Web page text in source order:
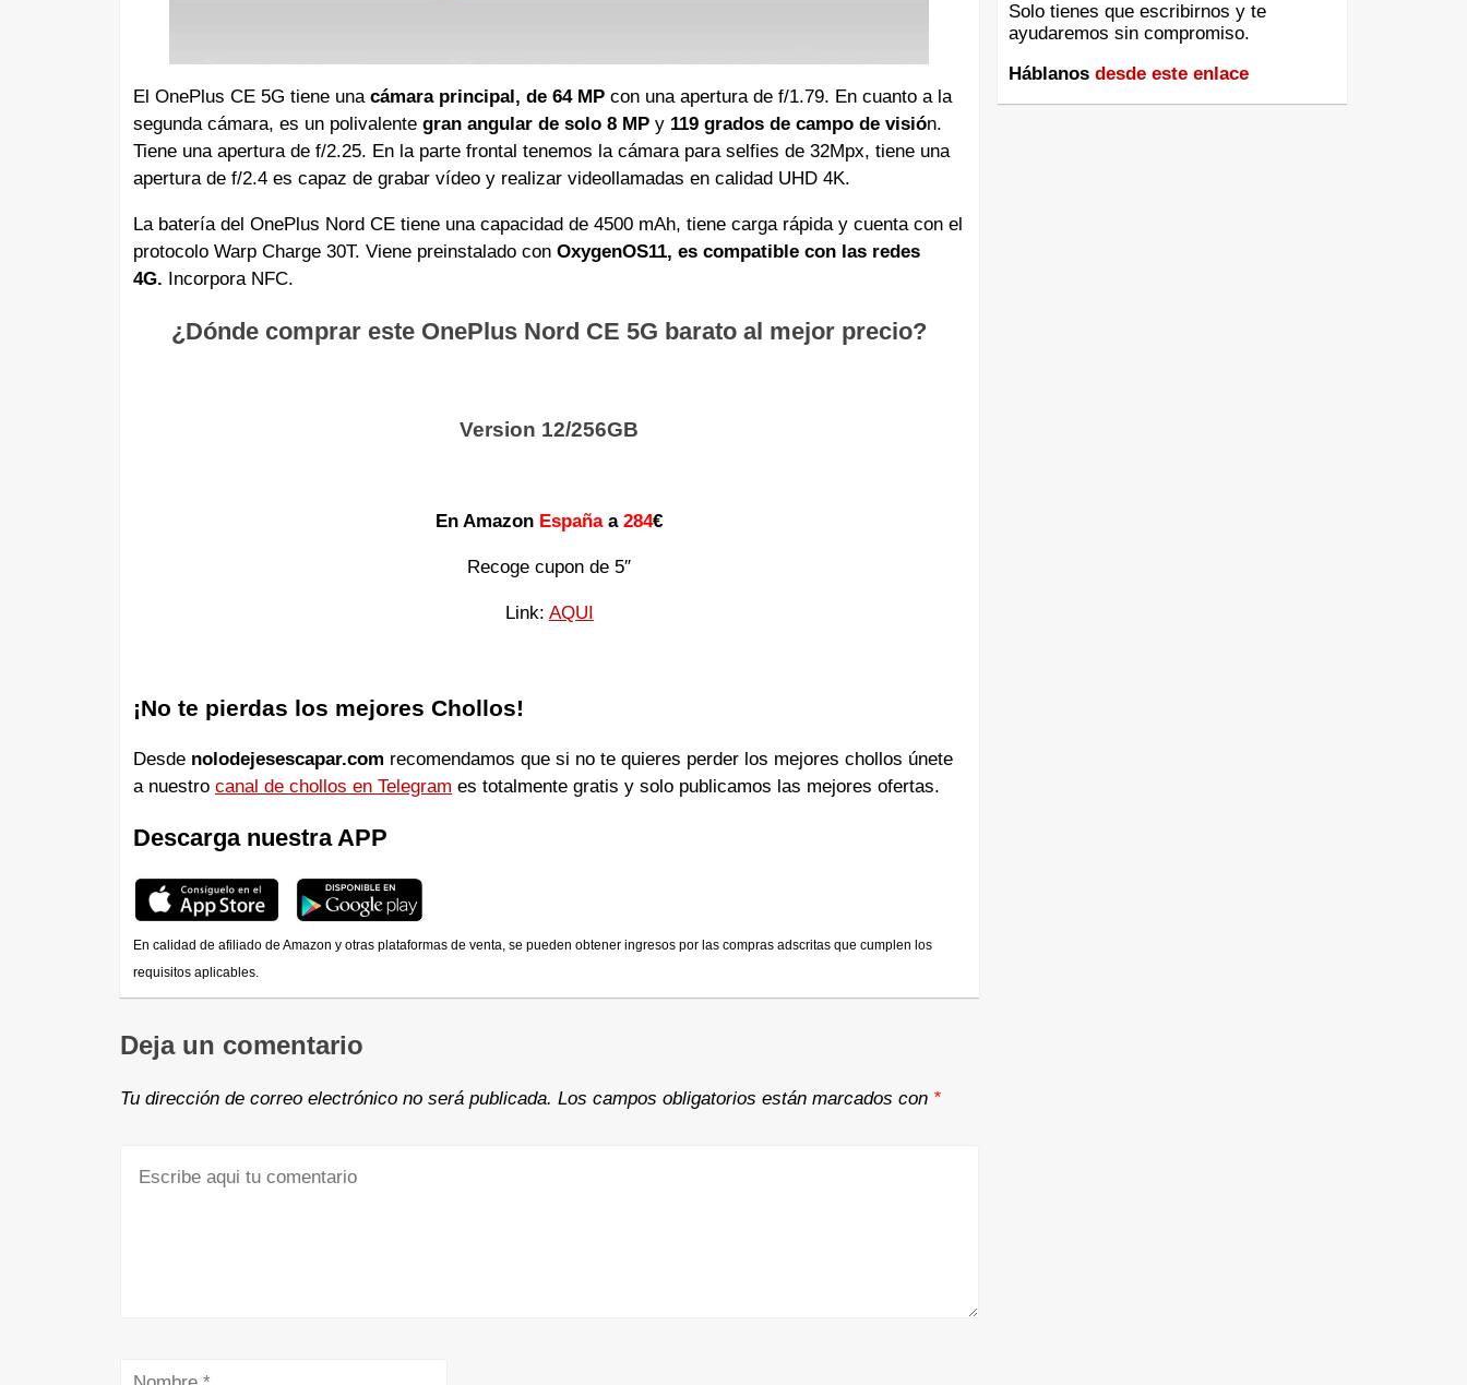
El OnePlus CE 5G tiene una cámara principal, de 64 MP con una apertura de f/1.79. En cuanto a la
segunda cámara, es un polivalente gran angular de solo 8 MP y 119 grados de campo de visión.
Tiene una apertura de f/2.25. En la parte frontal tenemos la cámara para selfies de 32Mpx, tiene una
apertura de f/2.4 es capaz de grabar vídeo y realizar videollamadas en calidad UHD 4K.
La batería del OnePlus Nord CE tiene una capacidad de 4500 mAh, tiene carga rápida y cuenta con el
protocolo Warp Charge 30T. Viene preinstalado con OxygenOS11, es compatible con las redes
4G.
Incorpora NFC.
¿Dónde comprar este OnePlus Nord CE 5G barato al mejor precio?
Version 12/256GB
En Amazon Españaa284€
Recoge cupon de 5″
Link: AQUI
¡No te pierdas los mejores Chollos!
Desde nolodejesescapar.com recomendamos que si no te quieres perder los mejores chollos únete
a nuestro canal de chollos en Telegram es totalmente gratis y solo publicamos las mejores ofertas.
Descarga nuestra APP
En calidad de afiliado de Amazon y otras plataformas de venta, se pueden obtener ingresos por las compras adscritas que cumplen los
requisitos aplicables.
Deja un comentario
Tu dirección de correo electrónico no será publicada. Los campos obligatorios están marcados con *
Solo tienes que escribirnos y te
ayudaremos sin compromiso.
Háblanos desde este enlace